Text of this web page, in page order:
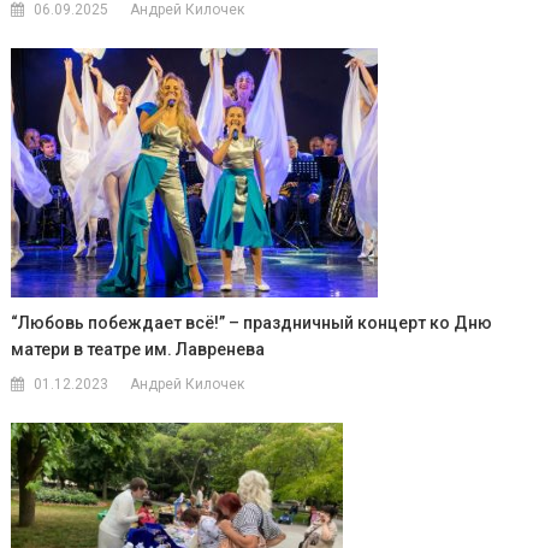
06.09.2025 Андрей Килочек
“Любовь побеждает всё!” – праздничный концерт ко Дню
матери в театре им. Лавренева
01.12.2023 Андрей Килочек